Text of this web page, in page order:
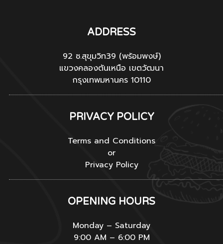
ADDRESS
92 ซ.สุขุมวิท39 (พร้อมพงษ์)
แขวงคลองตันเหนือ เขตวัฒนา
กรุงเทพมหานคร 10110
PRIVACY POLICY
Terms and Conditions
or
Privacy Policy
OPENING HOURS
Monday – Saturday
9:00 AM – 6:00 PM